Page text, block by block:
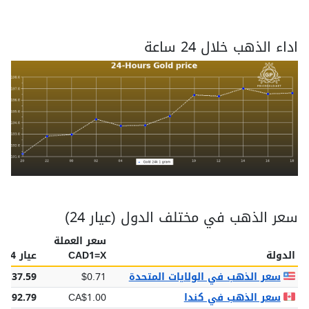
اداء الذهب خلال 24 ساعة
سعر الذهب في مختلف الدول (عيار 24)
الدولة
سعر العملة
CAD1=X
عيار 24
سعر الذهب في الولايات المتحدة
$0.71
$137.59
سعر الذهب في كندا
CA$1.00